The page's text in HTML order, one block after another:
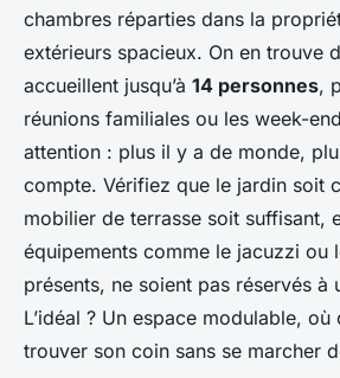
chambres réparties dans la
extérieurs spacieux. On en trouve
accueillent jusqu’à 14 personnes,
réunions familiales ou les week-
attention : plus il y a de monde,
compte. Vérifiez que le jardin soit
mobilier de terrasse soit suffisant,
équipements comme le jacuzzi ou
présents, ne soient pas réservés à
L’idéal ? Un espace modulable, où
trouver son coin sans se marcher